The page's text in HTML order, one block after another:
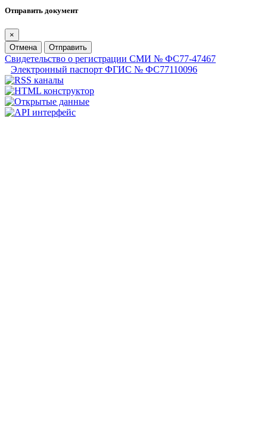
Отправить документ
×
Отмена
Отправить
Свидетельство о регистрации СМИ № ФС77-47467
Электронный паспорт ФГИС № ФС77110096